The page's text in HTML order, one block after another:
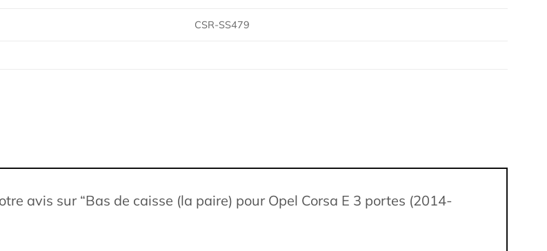
CSR-SS479
avis sur “Bas de caisse (la paire) pour Opel Corsa E 3 portes (2014-